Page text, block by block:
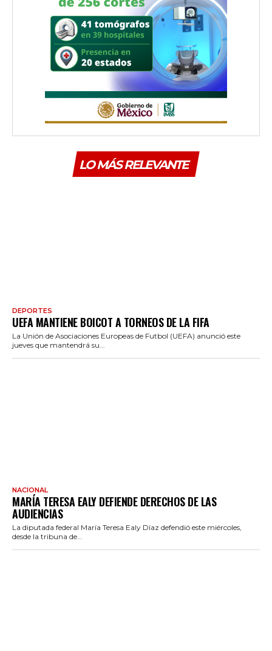
LO MÁS RELEVANTE
DEPORTES
UEFA MANTIENE BOICOT A TORNEOS DE LA FIFA
La Unión de Asociaciones Europeas de Futbol (UEFA) anunció este
jueves que mantendrá su...
NACIONAL
MARÍA TERESA EALY DEFIENDE DERECHOS DE LAS
AUDIENCIAS
La diputada federal María Teresa Ealy Díaz defendió este miércoles,
desde la tribuna de...